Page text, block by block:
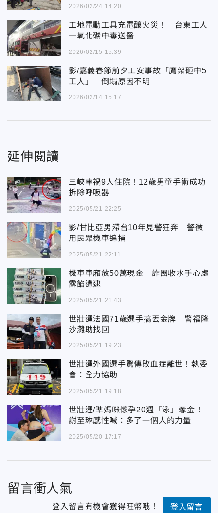
2026/02/24 14:20
工地電動工具充電釀火災！ 台東工人
一氧化碳中毒送醫
2026/02/15 15:39
影/嘉義春節前夕工安事故「鷹架砸中5
工人」 倒塌原因不明
2026/02/14 15:17
延伸閱讀
三峽車禍9人住院！12歲男童手術成功
拆除呼吸器
2025/05/21 22:25
影/甘比亞男滯台10年見警狂奔 警徵
用民眾機車追捕
2025/05/21 22:11
機車車廂放50萬現金 詐團收水手心虛
露餡遭逮
2025/05/21 21:43
世壯運法國71歲選手搞丟金牌 警福隆
沙灘助找回
2025/05/21 19:23
世壯運外國選手驚傳敗血症離世！執委
會：全力協助
2025/05/21 19:18
世壯運/準媽咪懷孕20週「泳」奪金！
謝至琳感性喊：多了一個人的力量
2025/05/20 17:17
留言衝人氣
登入留言有機會獲得旺幣哦！ 登入留言